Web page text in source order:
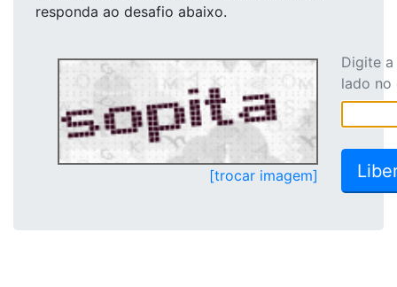
responda ao desafio abaixo.
[trocar imagem]
Digite
lado no